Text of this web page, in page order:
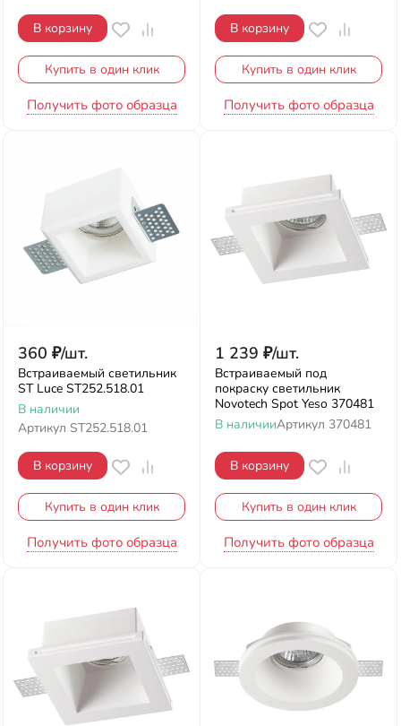
В корзину
Купить в один клик
Получить фото образца
В корзину
Купить в один клик
Получить фото образца
360 ₽/шт.
Встраиваемый светильник
ST Luce ST252.518.01
В наличии
Артикул ST252.518.01
В корзину
Купить в один клик
Получить фото образца
1 239 ₽/шт.
Встраиваемый под
покраску светильник
Novotech Spot Yeso 370481
В наличииАртикул 370481
В корзину
Купить в один клик
Получить фото образца